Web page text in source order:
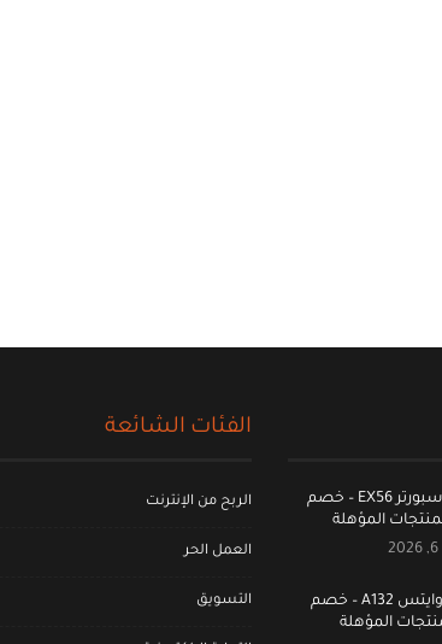
كود خصم سبورتر EX56 – خصم
كود خصم وايتس A132 – خصم
الفئات الشائعة
الربح من الإنترنت
العمل الحر
التسويق